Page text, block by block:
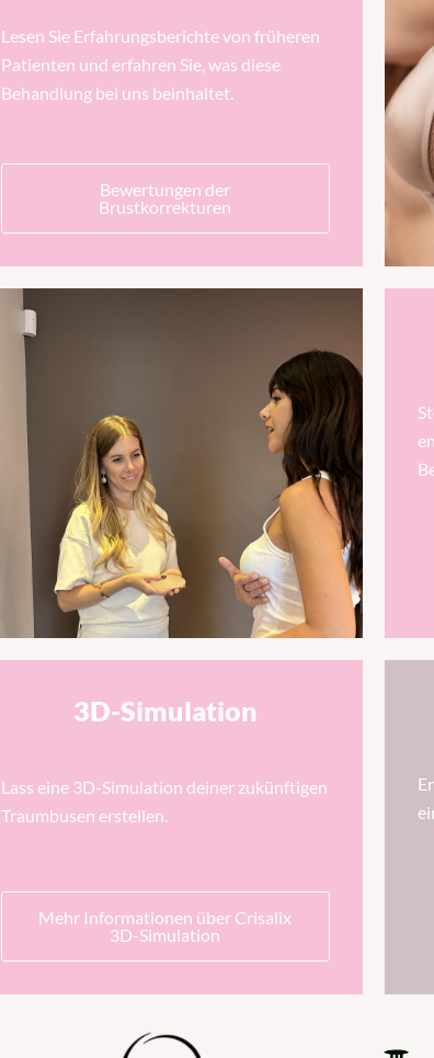
Lesen Sie Erfahrungsberichte von früheren
Patienten und erfahren Sie, was diese
Behandlung bei uns beinhaltet.
Bewertungen der
Brustkorrekturen
3D-Simulation
Lass eine 3D-Simulation deiner zukünftigen
Traumbusen erstellen.
Mehr Informationen über Crisalix
3D-Simulation